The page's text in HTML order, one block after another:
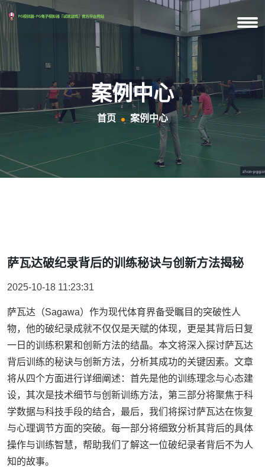
案例中心
首页 案例中心
萨瓦达破纪录背后的训练秘诀与创新方法揭秘
2025-10-18 11:23:31
萨瓦达（Sagawa）作为现代体育界备受瞩目的突破性人
物，他的破纪录成就不仅仅是天赋的体现，更是其背后日复
一日的训练积累和创新方法的结晶。本文将深入探讨萨瓦达
背后训练的秘诀与创新方法，分析其成功的关键因素。文章
将从四个方面进行详细阐述：首先是他的训练理念与心态建
设，其次是技术细节与创新训练方法，第三部分将聚焦于科
学数据与科技手段的结合，最后，我们将探讨萨瓦达在恢复
与心理调节方面的突破。每一部分将细致分析其背后的具体
操作与训练智慧，帮助我们了解这一位破纪录者背后不为人
知的故事。